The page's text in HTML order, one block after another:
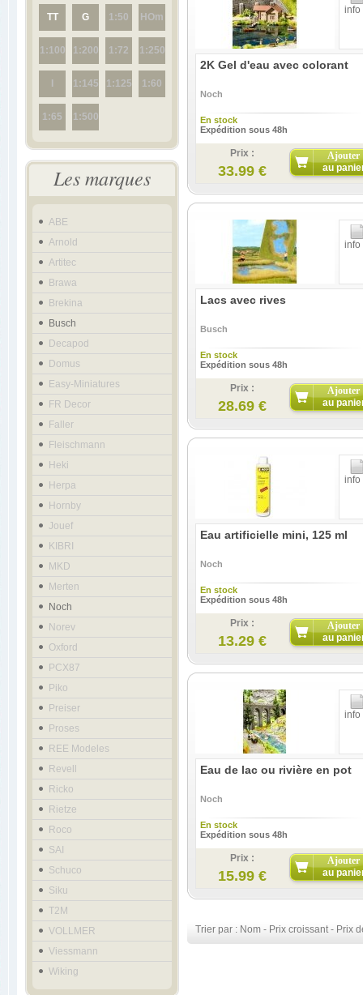
TT G 1:50 HOm
1:100 1:200 1:72 1:250
1:145 1:125 1:60
1:65 1:500
Les marques
ABE
Arnold
Artitec
Brawa
Brekina
Busch
Decapod
Domus
Easy-Miniatures
FR Decor
Faller
Fleischmann
Heki
Herpa
Hornby
Jouef
KIBRI
MKD
Merten
Noch
Norev
Oxford
PCX87
Piko
Preiser
Proses
REE Modeles
Revell
Ricko
Rietze
Roco
SAI
Schuco
Siku
T2M
VOLLMER
Viessmann
Wiking
info
2K Gel d'eau avec colorant
Noch
En stock
Expédition sous 48h
Prix :
33.99 €
Ajouter
au
info
Lacs avec rives
Busch
En stock
Expédition sous 48h
Prix :
28.69 €
Ajouter
au
info
Eau artificielle mini, 125 ml
Noch
En stock
Expédition sous 48h
Prix :
13.29 €
Ajouter
au
info
Eau de lac ou rivière en pot
Noch
En stock
Expédition sous 48h
Prix :
15.99 €
Ajouter
au
Trier par : Nom - Prix croissant- Prix